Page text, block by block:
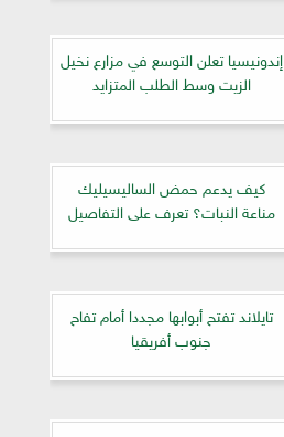
إندونيسيا تعلن التوسع في مزارع نخيل
الزيت وسط الطلب المتزايد
كيف يدعم حمض الساليسيليك
مناعة النبات؟ تعرف على التفاصيل
تايلاند تفتح أبوابها مجددا أمام تفاح
جنوب أفريقيا